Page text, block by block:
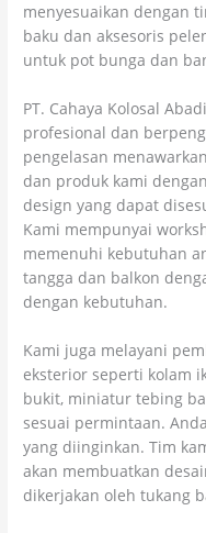
menyesuaikan dengan
baku dan aksesoris
untuk pot bunga dan
PT. Cahaya Kolosal
profesional dan
pengelasan
dan produk kami
design yang dapat
Kami mempunyai
memenuhi kebutuhan
tangga dan balkon
dengan kebutuhan.
Kami juga melayani
eksterior seperti kolam
bukit, miniatur tebing
sesuai permintaan.
yang diinginkan. Tim
akan membuatkan
dikerjakan oleh tukang